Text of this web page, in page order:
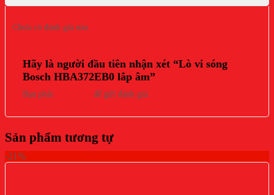
Chưa có đánh giá nào.
Hãy là người đầu tiên nhận xét “Lò vi sóng
Bosch HBA372EB0 lắp âm”
Bạn phải để gửi đánh giá.
Sản phẩm tương tự
-21%